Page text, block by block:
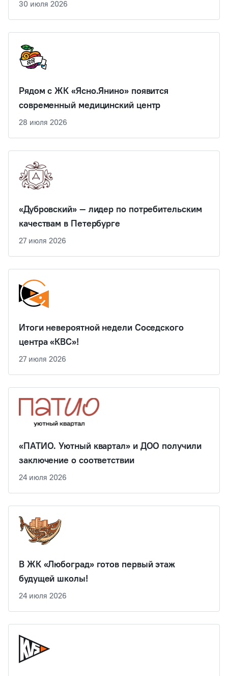
30 июля 2026
Рядом с ЖК «Ясно.Янино» появится
современный медицинский центр
28 июля 2026
«Дубровский» — лидер по потребительским
качествам в Петербурге
27 июля 2026
Итоги невероятной недели Соседского
центра «КВС»!
27 июля 2026
«ПАТИО. Уютный квартал» и ДОО получили
заключение о соответствии
24 июля 2026
В ЖК «Любоград» готов первый этаж
будущей школы!
24 июля 2026